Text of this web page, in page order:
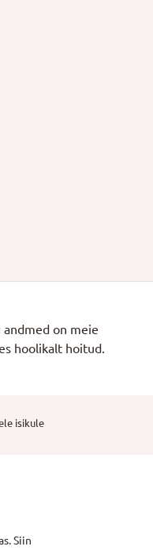
andmed on meie
hoolikalt hoitud.
isikule
Siin